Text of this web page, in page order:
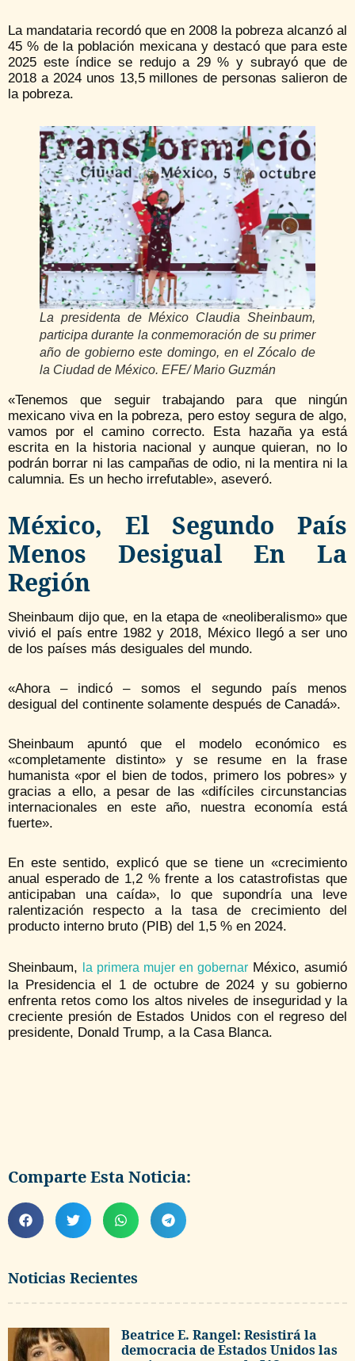
Noticias Recientes
Beatrice E. Rangel: Resistirá la
democracia de Estados Unidos las
La mandataria recordó que en 2008 la pobreza alcanzó al
45 % de la población mexicana y destacó que para este
2025 este índice se redujo a 29 % y subrayó que de
2018 a 2024 unos 13,5 millones de personas salieron de
la pobreza.
La presidenta de México Claudia Sheinbaum,
participa durante la conmemoración de su primer
año de gobierno este domingo, en el Zócalo de
la Ciudad de México. EFE/ Mario Guzmán
«Tenemos que seguir trabajando para que ningún
mexicano viva en la pobreza, pero estoy segura de algo,
vamos por el camino correcto. Esta hazaña ya está
escrita en la historia nacional y aunque quieran, no lo
podrán borrar ni las campañas de odio, ni la mentira ni la
calumnia. Es un hecho irrefutable», aseveró.
México, El Segundo País
Menos Desigual En La
Región
Sheinbaum dijo que, en la etapa de «neoliberalismo» que
vivió el país entre 1982 y 2018, México llegó a ser uno
de los países más desiguales del mundo.
«Ahora – indicó – somos el segundo país menos
desigual del continente solamente después de Canadá».
Sheinbaum apuntó que el modelo económico es
«completamente distinto» y se resume en la frase
humanista «por el bien de todos, primero los pobres» y
gracias a ello, a pesar de las «difíciles circunstancias
internacionales en este año, nuestra economía está
fuerte».
En este sentido, explicó que se tiene un «crecimiento
anual esperado de 1,2 % frente a los catastrofistas que
anticipaban una caída», lo que supondría una leve
ralentización respecto a la tasa de crecimiento del
producto interno bruto (PIB) del 1,5 % en 2024.
Sheinbaum, la primera mujer en gobernar México, asumió
la Presidencia el 1 de octubre de 2024 y su gobierno
enfrenta retos como los altos niveles de inseguridad y la
creciente presión de Estados Unidos con el regreso del
presidente, Donald Trump, a la Casa Blanca.
Comparte Esta Noticia: